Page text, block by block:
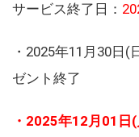
サービス終了日：
・2025年11月30
ゼント終了
・2025年12月01